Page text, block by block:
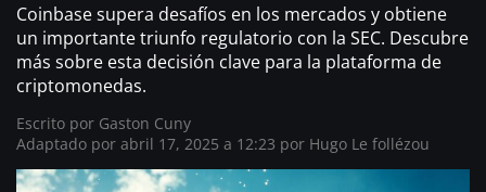
¿ Dónde comprar ?
Coinbase supera desafíos en los mercados y obtiene
un importante triunfo regulatorio con la SEC. Descubre
más sobre esta decisión clave para la plataforma de
criptomonedas.
Escrito por Gaston Cuny
Adaptado por abril 17, 2025 a 12:23 por Hugo Le follézou